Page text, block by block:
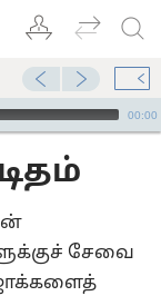
00:00
சேவை